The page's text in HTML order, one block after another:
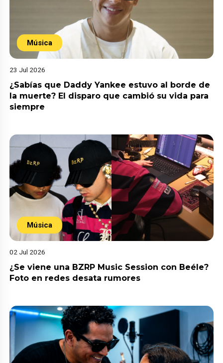
Música
23 Jul 2026
¿Sabías que Daddy Yankee estuvo al borde de
la muerte? El disparo que cambió su vida para
siempre
Música
02 Jul 2026
¿Se viene una BZRP Music Session con Beéle?
Foto en redes desata rumores